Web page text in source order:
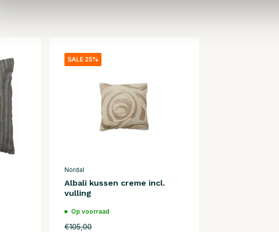
SALE 25%
Nordal
Albali kussen creme incl.
vulling
Op voorraad
€105,00